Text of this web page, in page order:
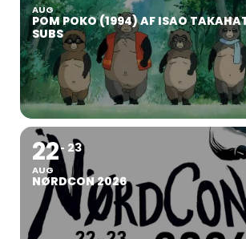
AUG
POM POKO (1994) AF ISAO
SUBS
22
AUG
23
NØRDCON 2026